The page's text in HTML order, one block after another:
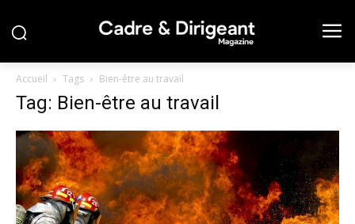
Accueil Tags Bien-être au travail
Tag: Bien-être au travail